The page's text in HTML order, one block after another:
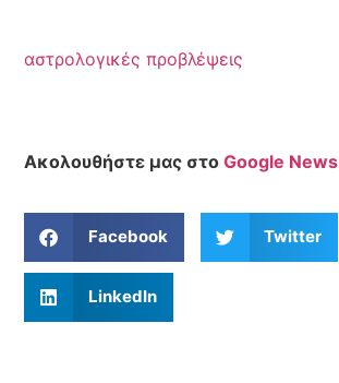
αστρολογικές προβλέψεις
Ακολουθήστε μας στοGoogle News
Facebook Twitter
LinkedIn